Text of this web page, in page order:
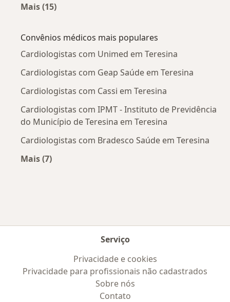
Mais (15)
Convênios médicos mais populares
Cardiologistas com Unimed em Teresina
Cardiologistas com Geap Saúde em Teresina
Cardiologistas com Cassi em Teresina
Cardiologistas com IPMT - Instituto de Previdência
do Município de Teresina em Teresina
Cardiologistas com Bradesco Saúde em Teresina
Mais (7)
Serviço
Privacidade e cookies
Privacidade para profissionais não cadastrados
Sobre nós
Contato